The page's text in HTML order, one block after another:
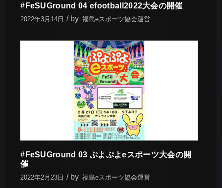
#FeSUGround 04 efootball2022大会の開催
2022年3月14日 by 福島eスポーツ協会運営
#FeSUGround 03 ぷよぷよeスポーツ大会の開
催
2022年2月23日 by 福島eスポーツ協会運営